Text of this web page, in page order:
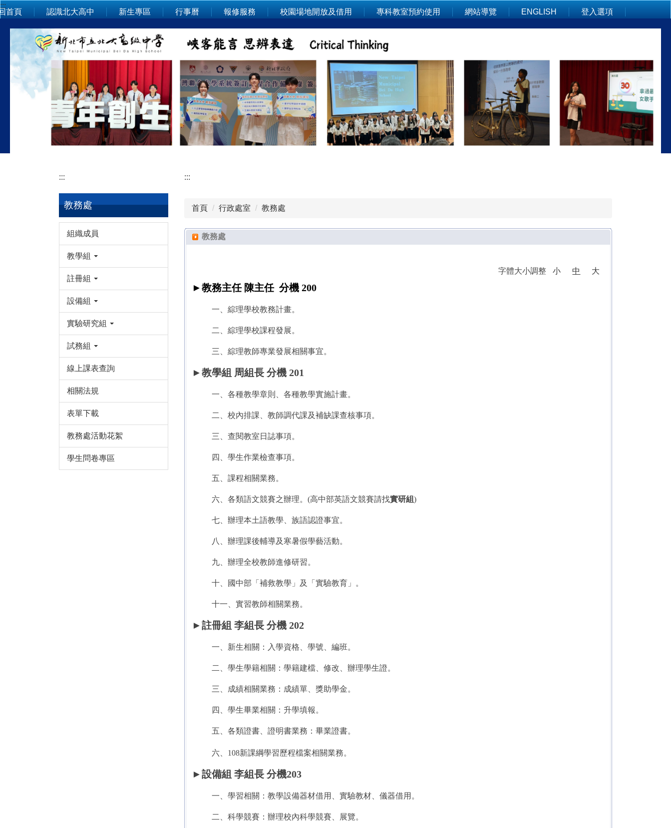
跳
到
主
內
容
:::
首頁 認識北大高中 新生專區 行事曆 報修服務 校園場地開放及借用 專科教室預約使用 網站導覽 ENGLISH 登入選項
:::
教務處
組織成員
教學組
註冊組
設備組
實驗研究組
試務組
線上課表查詢
相關法規
表單下載
教務處活動花絮
學生問卷專區
:::
首頁 行政處室 教務處
教務處
字體大小調整 小 中 大
►教務主任 陳主任 分機 200
一、綜理學校教務計畫。
二、綜理學校課程發展。
三、綜理教師專業發展相關事宜。
►教學組 周組長 分機 201
一、各種教學章則、各種教學實施計畫。
二、校內排課、教師調代課及補缺課查核事項。
三、查閱教室日誌事項。
四、學生作業檢查事項。
五、課程相關業務。
六、各類語文競賽之辦理。(高中部英語文競賽請找實研組)
七、辦理本土語教學、族語認證事宜。
八、辦理課後輔導及寒暑假學藝活動。
九、辦理全校教師進修研習。
十、國中部「補救教學」及「實驗教育」。
十一、實習教師相關業務。
►註冊組 李組長 分機 202
一、新生相關：入學資格、學號、編班。
二、學生學籍相關：學籍建檔、修改、辦理學生證。
三、成績相關業務：成績單、獎助學金。
四、學生畢業相關：升學填報。
五、各類證書、證明書業務：畢業證書。
六、108新課綱學習歷程檔案相關業務。
►設備組 李組長 分機203
一、學習相關：教學設備器材借用、實驗教材、儀器借用。
二、科學競賽：辦理校內科學競賽、展覽。